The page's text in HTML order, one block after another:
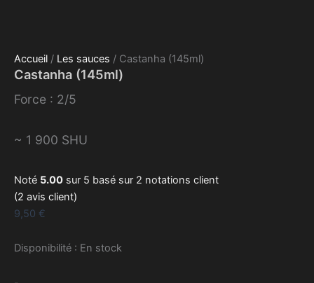
Accueil / Les sauces / Castanha (145ml)
Castanha (145ml)
Force : 2/5
~ 1 900 SHU
Noté 5.00 sur 5 basé sur 2 notations client
(2 avis client)
9,50 €
Disponibilité : En stock